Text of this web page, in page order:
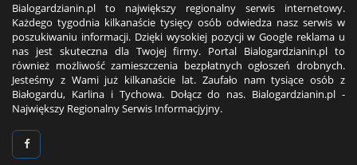
Bialogardzianin.pl to największy regionalny serwis internetowy.
Każdego tygodnia kilkanaście tysięcy osób odwiedza nasz serwis w
poszukiwaniu informacji. Dzięki wysokiej pozycji w Google reklama u
nas jest skuteczna dla Twojej firmy. Portal Bialogardzianin.pl to
również możliwość zamieszczenia bezpłatnych ogłoszeń drobnych.
Jesteśmy z Wami już kilkanaście lat. Zaufało nam tysiące osób z
Białogardu, Karlina i Tychowa. Dołącz do nas. Bialogardzianin.pl -
Największy Regionalny Serwis Informacjyjny.